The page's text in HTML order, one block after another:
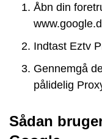
Åbn din
Indtast Eztv
Gennemgå
pålidelig
Sådan